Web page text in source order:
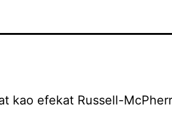
kao efekat Russell-